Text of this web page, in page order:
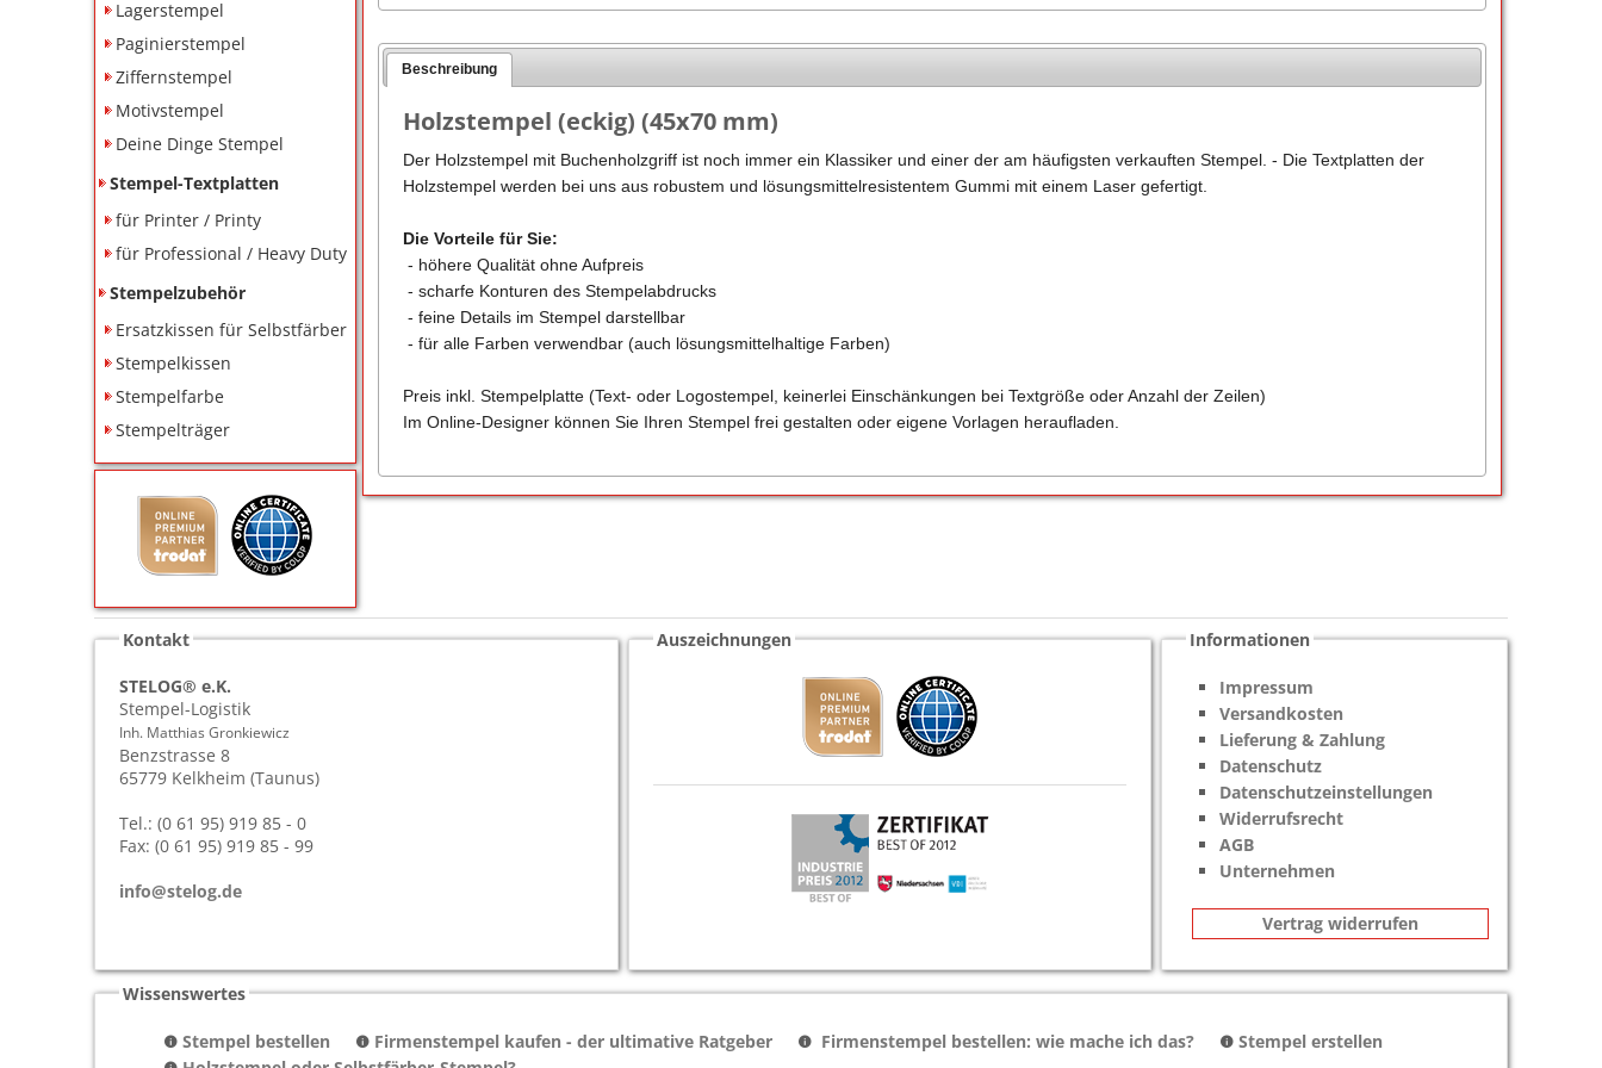
Lehrerstempel
Kinderstempel
Lagerstempel
Paginierstempel
Ziffernstempel
Motivstempel
Deine Dinge Stempel
Stempel-Textplatten
für Printer / Printy
für Professional / Heavy Duty
Stempelzubehör
Ersatzkissen für Selbstfärber
Stempelkissen
Stempelfarbe
Stempelträger
Beschreibung
Holzstempel (eckig) (45x70 mm)
Der Holzstempel mit Buchenholzgriff ist noch immer ein Klassiker und einer der am häufigsten verkauften Stempel. - Die Textplatten der
Holzstempel werden bei uns aus robustem und lösungsmittelresistentem Gummi mit einem Laser gefertigt.
Die Vorteile für Sie:
- höhere Qualität ohne Aufpreis
- scharfe Konturen des Stempelabdrucks
- feine Details im Stempel darstellbar
- für alle Farben verwendbar (auch lösungsmittelhaltige Farben)
Preis inkl. Stempelplatte (Text- oder Logostempel, keinerlei Einschänkungen bei Textgröße oder Anzahl der Zeilen)
Im Online-Designer können Sie Ihren Stempel frei gestalten oder eigene Vorlagen heraufladen.
Kontakt
STELOG® e.K.
Stempel-Logistik
Inh. Matthias Gronkiewicz
Benzstrasse 8
65779 Kelkheim (Taunus)
Tel.: (0 61 95) 919 85 - 0
Fax: (0 61 95) 919 85 - 99
info@stelog.de
Auszeichnungen Informationen
Impressum
Versandkosten
Lieferung & Zahlung
Datenschutz
Datenschutzeinstellungen
Widerrufsrecht
AGB
Unternehmen
Vertrag widerrufen
Wissenswertes
Stempel bestellen Firmenstempel kaufen - der ultimative Ratgeber Firmenstempel bestellen: wie mache ich das?
Stempel erstellen